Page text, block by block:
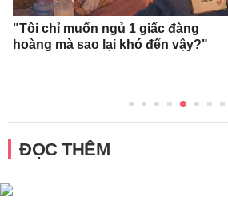
"Tôi chỉ muốn ngủ 1 giấc đàng
hoàng mà sao lại khó đến vậy?"
ĐỌC THÊM